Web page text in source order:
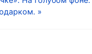
»